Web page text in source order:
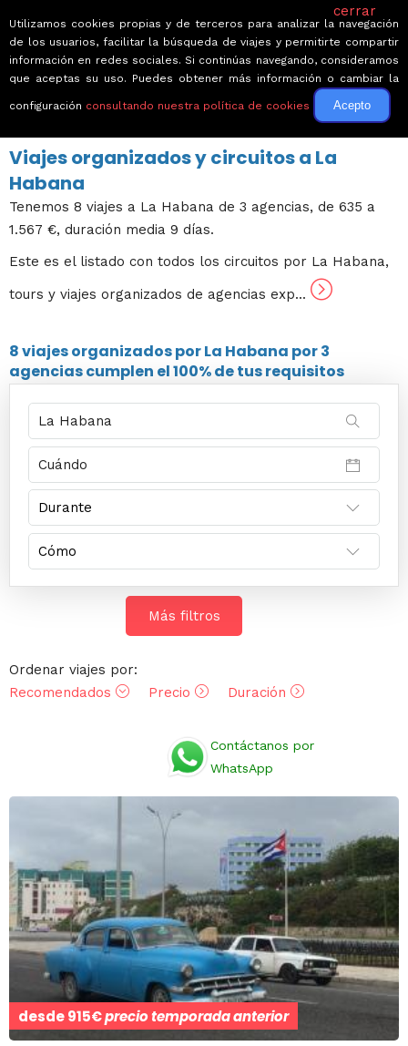
← Volver a Circuitos por Cuba
Viajes organizados y circuitos a La
Habana
Tenemos 8 viajes a La Habana de 3 agencias, de 635 a
1.567 €, duración media 9 días.
Este es el listado con todos los circuitos por La Habana,
tours y viajes organizados de agencias exp...
8 viajesorganizados por La Habana por3
agenciascumplen el 100% de tus requisitos
Más filtros
Ordenar viajes por:
Recomendados
Precio Duración
Contáctanos por
WhatsApp
desde915€precio temporada anterior
cerrar
Utilizamos cookies propias y de terceros para analizar la navegación
de los usuarios, facilitar la búsqueda de viajes y permitirte compartir
información en redes sociales. Si continúas navegando, consideramos
que aceptas su uso. Puedes obtener más información o cambiar la
configuración consultando nuestra política de cookies Acepto